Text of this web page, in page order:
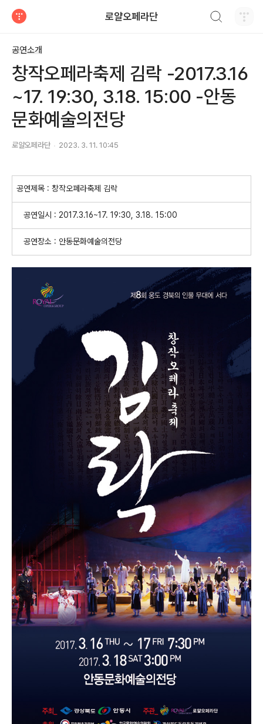
로얄오페라단
공연소개
창작오페라축제 김락 -2017.3.16
~17. 19:30, 3.18. 15:00 -안동
문화예술의전당
로얄오페라단 2023. 3. 11. 10:45
공연제목 : 창작오페라축제 김락
공연일시 : 2017.3.16~17. 19:30, 3.18. 15:00
공연장소 : 안동문화예술의전당